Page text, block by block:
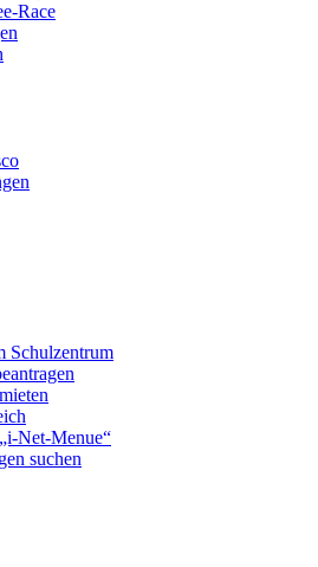
Race
Schulzentrum
Net-Menue“
suchen